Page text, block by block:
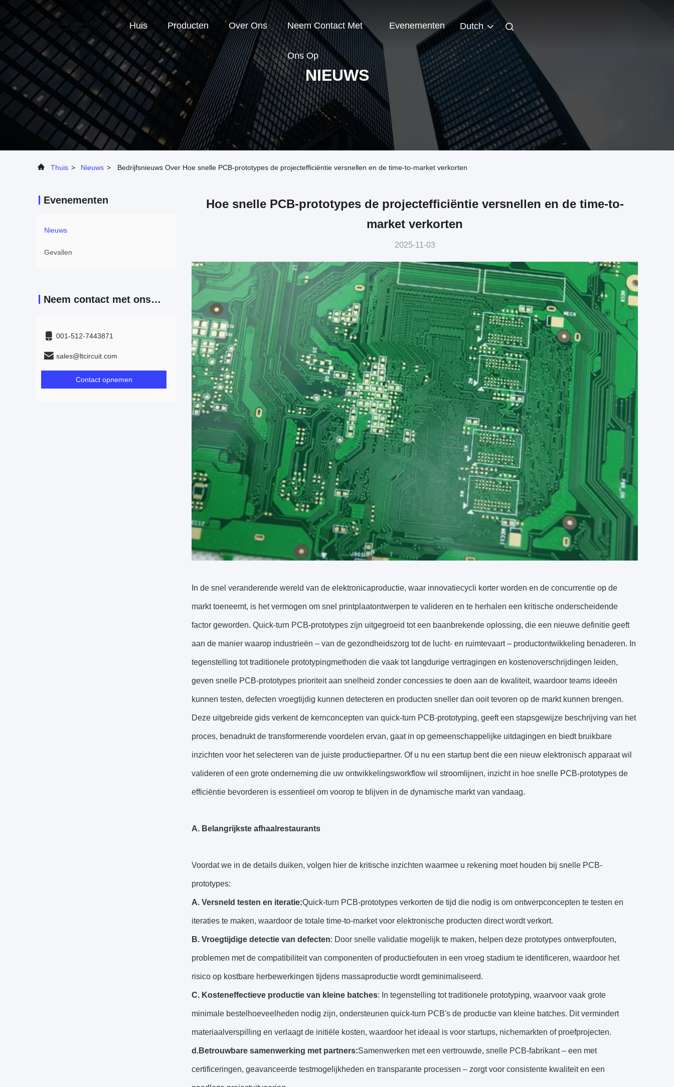
Huis Producten Over Ons Neem Contact Met
Ons Op
Evenementen Dutch
NIEUWS
Thuis > Nieuws > Bedrijfsnieuws Over Hoe snelle PCB-prototypes de projectefficiëntie versnellen en de time-to-market verkorten
Evenementen
Nieuws
Gevallen
Neem contact met ons op
001-512-7443871
sales@ltcircuit.com
Contact opnemen
Hoe snelle PCB-prototypes de projectefficiëntie versnellen en de time-to-
market verkorten
2025-11-03
In de snel veranderende wereld van de elektronicaproductie, waar innovatiecycli korter worden en de concurrentie op de
markt toeneemt, is het vermogen om snel printplaatontwerpen te valideren en te herhalen een kritische onderscheidende
factor geworden. Quick-turn PCB-prototypes zijn uitgegroeid tot een baanbrekende oplossing, die een nieuwe definitie geeft
aan de manier waarop industrieën – van de gezondheidszorg tot de lucht- en ruimtevaart – productontwikkeling benaderen. In
tegenstelling tot traditionele prototypingmethoden die vaak tot langdurige vertragingen en kostenoverschrijdingen leiden,
geven snelle PCB-prototypes prioriteit aan snelheid zonder concessies te doen aan de kwaliteit, waardoor teams ideeën
kunnen testen, defecten vroegtijdig kunnen detecteren en producten sneller dan ooit tevoren op de markt kunnen brengen.
Deze uitgebreide gids verkent de kernconcepten van quick-turn PCB-prototyping, geeft een stapsgewijze beschrijving van het
proces, benadrukt de transformerende voordelen ervan, gaat in op gemeenschappelijke uitdagingen en biedt bruikbare
inzichten voor het selecteren van de juiste productiepartner. Of u nu een startup bent die een nieuw elektronisch apparaat wil
valideren of een grote onderneming die uw ontwikkelingsworkflow wil stroomlijnen, inzicht in hoe snelle PCB-prototypes de
efficiëntie bevorderen is essentieel om voorop te blijven in de dynamische markt van vandaag.
A. Belangrijkste afhaalrestaurants
Voordat we in de details duiken, volgen hier de kritische inzichten waarmee u rekening moet houden bij snelle PCB-
prototypes:
A. Versneld testen en iteratie:Quick-turn PCB-prototypes verkorten de tijd die nodig is om ontwerpconcepten te testen en
iteraties te maken, waardoor de totale time-to-market voor elektronische producten direct wordt verkort.
B. Vroegtijdige detectie van defecten: Door snelle validatie mogelijk te maken, helpen deze prototypes ontwerpfouten,
problemen met de compatibiliteit van componenten of productiefouten in een vroeg stadium te identificeren, waardoor het
risico op kostbare herbewerkingen tijdens massaproductie wordt geminimaliseerd.
C. Kosteneffectieve productie van kleine batches: In tegenstelling tot traditionele prototyping, waarvoor vaak grote
minimale bestelhoeveelheden nodig zijn, ondersteunen quick-turn PCB's de productie van kleine batches. Dit vermindert
materiaalverspilling en verlaagt de initiële kosten, waardoor het ideaal is voor startups, nichemarkten of proefprojecten.
d.Betrouwbare samenwerking met partners:Samenwerken met een vertrouwde, snelle PCB-fabrikant – een met
certificeringen, geavanceerde testmogelijkheden en transparante processen – zorgt voor consistente kwaliteit en een